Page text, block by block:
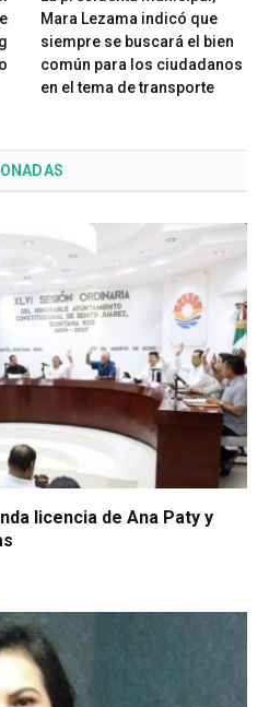
Mara Lezama indicó que
siempre se buscará el bien
común para los ciudadanos
en el tema de transporte
licencia de Ana Paty y